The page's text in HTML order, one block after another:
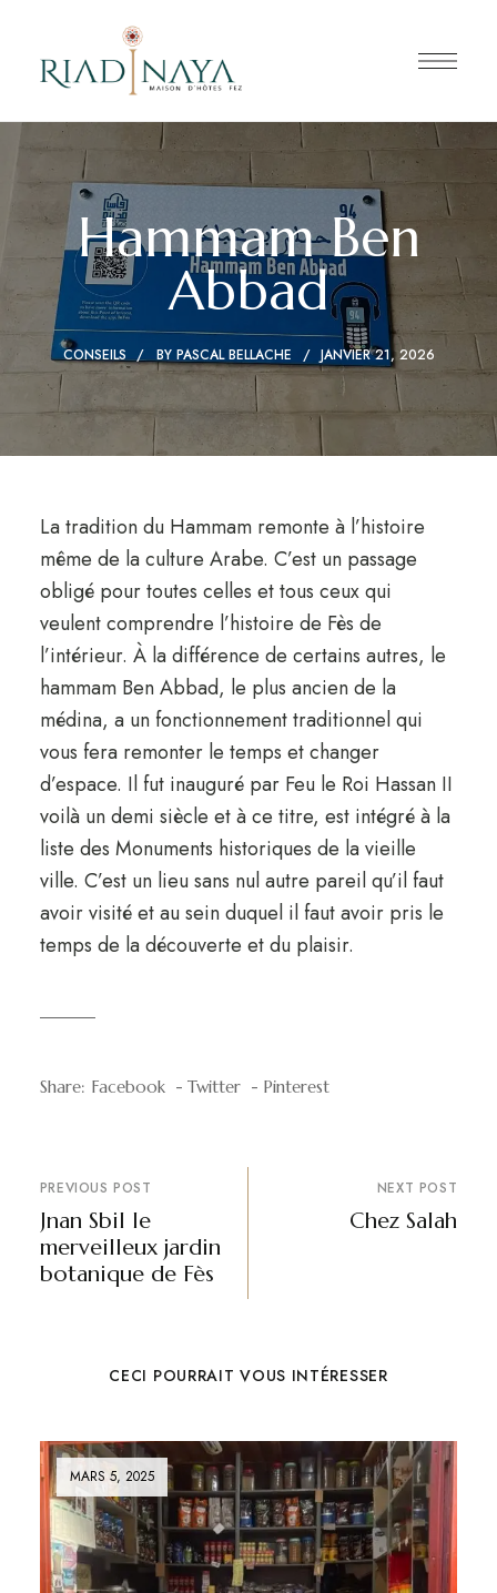
Hammam Ben
Abbad
CONSEILS BY PASCAL BELLACHE JANVIER 21, 2026
La tradition du Hammam remonte à l’histoire
même de la culture Arabe. C’est un passage
obligé pour toutes celles et tous ceux qui
veulent comprendre l’histoire de Fès de
l’intérieur. À la différence de certains autres, le
hammam Ben Abbad, le plus ancien de la
médina, a un fonctionnement traditionnel qui
vous fera remonter le temps et changer
d’espace. Il fut inauguré par Feu le Roi Hassan II
voilà un demi siècle et à ce titre, est intégré à la
liste des Monuments historiques de la vieille
ville. C’est un lieu sans nul autre pareil qu’il faut
avoir visité et au sein duquel il faut avoir pris le
temps de la découverte et du plaisir.
Share: Facebook Twitter Pinterest
PREVIOUS POST
⁠Jnan Sbil le
merveilleux jardin
botanique de Fès
NEXT POST
Chez Salah
CECI POURRAIT VOUS INTÉRESSER
MARS 5, 2025